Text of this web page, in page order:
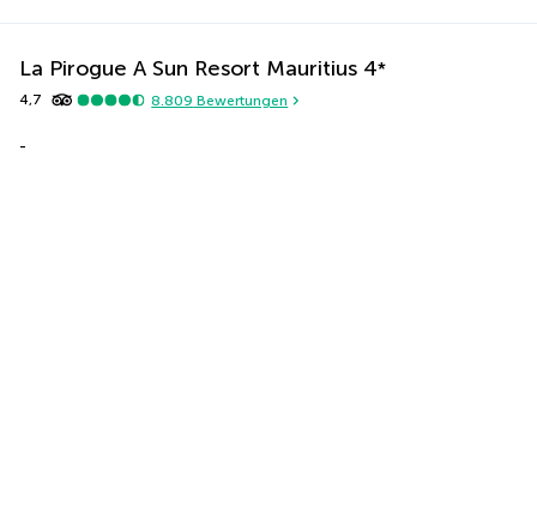
La Pirogue A Sun Resort Mauritius 4*
4,7 8.809 Bewertungen
-